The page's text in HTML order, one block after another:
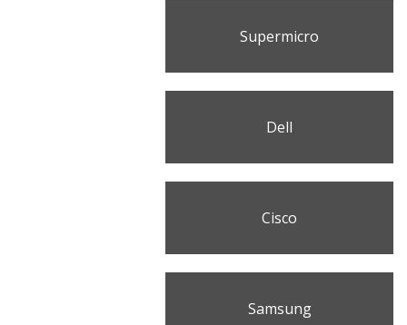
Supermicro
Dell
Cisco
Samsung